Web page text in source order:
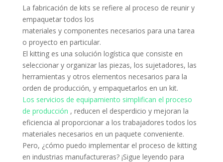
La fabricación de kits se refiere al proceso de reunir y
empaquetar todos los
materiales y componentes necesarios para una tarea
o proyecto en particular.
El kitting es una solución logística que consiste en
seleccionar y organizar las piezas, los sujetadores, las
herramientas y otros elementos necesarios para la
orden de producción, y empaquetarlos en un kit.
Los servicios de equipamiento simplifican el proceso
de producción , reducen el desperdicio y mejoran la
eficiencia al proporcionar a los trabajadores todos los
materiales necesarios en un paquete conveniente.
Pero, ¿cómo puedo implementar el proceso de kitting
en industrias manufactureras? ¡Sigue leyendo para